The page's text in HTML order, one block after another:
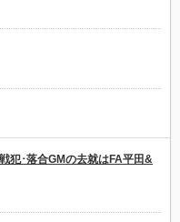
犯･落合GMの去就はFA平田&